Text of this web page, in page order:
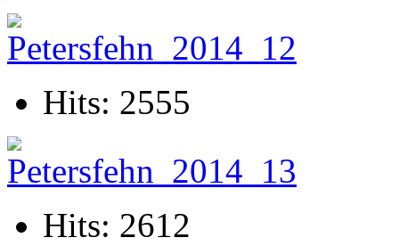
Hits: 2555
Hits: 2612